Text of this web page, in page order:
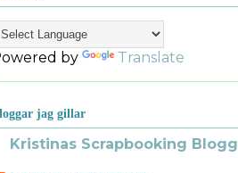
by Translate
jag gillar
Kristinas Scrapbooking Blogg